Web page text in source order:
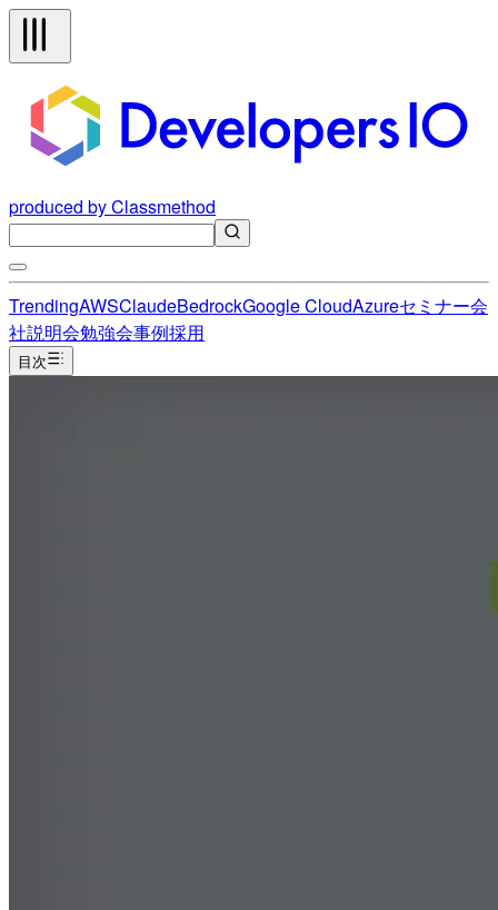
produced by Classmethod
TrendingAWSClaudeBedrockGoogle CloudAzureセミナー会
社説明会勉強会事例採用
目次